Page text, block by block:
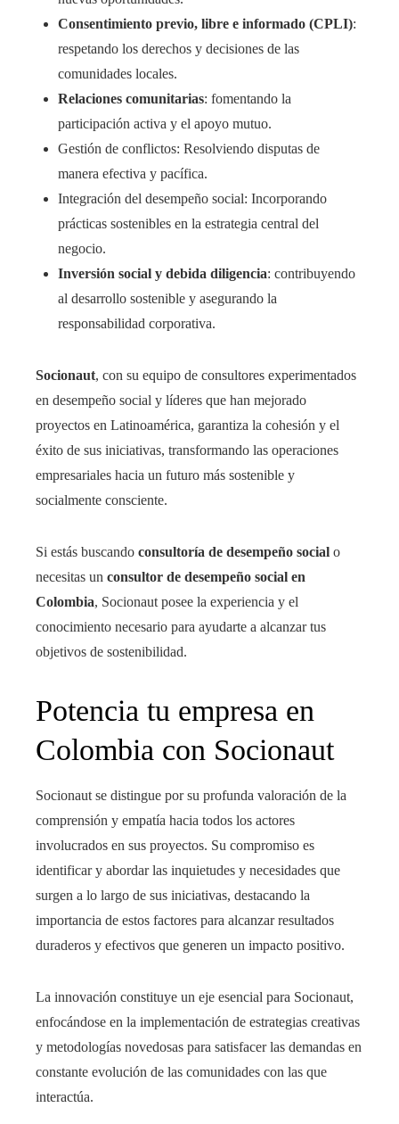
Consentimiento previo, libre e informado (CPLI):
respetando los derechos y decisiones de las
comunidades locales.
Relaciones comunitarias: fomentando la
participación activa y el apoyo mutuo.
Gestión de conflictos: Resolviendo disputas de
manera efectiva y pacífica.
Integración del desempeño social: Incorporando
prácticas sostenibles en la estrategia central del
negocio.
Inversión social y debida diligencia: contribuyendo
al desarrollo sostenible y asegurando la
responsabilidad corporativa.
Socionaut, con su equipo de consultores experimentados
en desempeño social y líderes que han mejorado
proyectos en Latinoamérica, garantiza la cohesión y el
éxito de sus iniciativas, transformando las operaciones
empresariales hacia un futuro más sostenible y
socialmente consciente.
Si estás buscando consultoría de desempeño social o
necesitas un consultor de desempeño social en
Colombia, Socionaut posee la experiencia y el
conocimiento necesario para ayudarte a alcanzar tus
objetivos de sostenibilidad.
Potencia tu empresa en
Colombia con Socionaut
Socionaut se distingue por su profunda valoración de la
comprensión y empatía hacia todos los actores
involucrados en sus proyectos. Su compromiso es
identificar y abordar las inquietudes y necesidades que
surgen a lo largo de sus iniciativas, destacando la
importancia de estos factores para alcanzar resultados
duraderos y efectivos que generen un impacto positivo.
La innovación constituye un eje esencial para Socionaut,
enfocándose en la implementación de estrategias creativas
y metodologías novedosas para satisfacer las demandas en
constante evolución de las comunidades con las que
interactúa.